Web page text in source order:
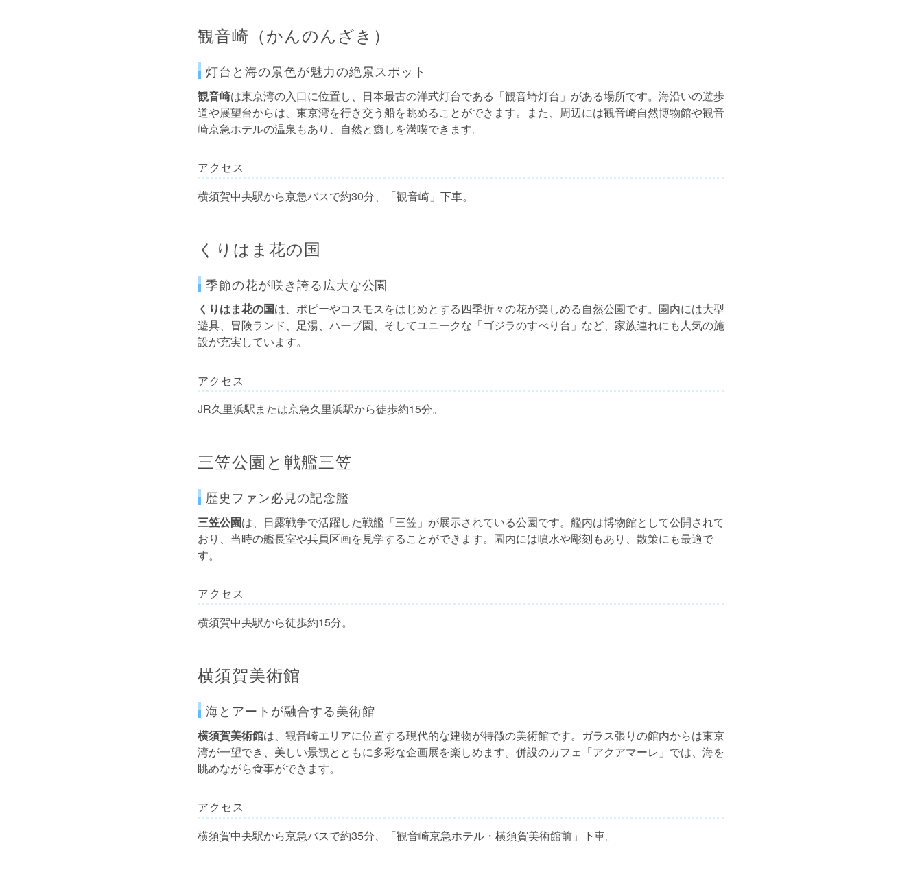
観音崎（かんのんざき）
灯台と海の景色が魅力の絶景スポット
観音崎は東京湾の入口に位置し、日本最古の洋式灯台である「観音埼灯台」がある場所です。海沿いの遊歩
道や展望台からは、東京湾を行き交う船を眺めることができます。また、周辺には観音崎自然博物館や観音
崎京急ホテルの温泉もあり、自然と癒しを満喫できます。
アクセス
横須賀中央駅から京急バスで約30分、「観音崎」下車。
くりはま花の国
季節の花が咲き誇る広大な公園
くりはま花の国は、ポピーやコスモスをはじめとする四季折々の花が楽しめる自然公園です。園内には大型
遊具、冒険ランド、足湯、ハーブ園、そしてユニークな「ゴジラのすべり台」など、家族連れにも人気の施
設が充実しています。
アクセス
JR久里浜駅または京急久里浜駅から徒歩約15分。
三笠公園と戦艦三笠
歴史ファン必見の記念艦
三笠公園は、日露戦争で活躍した戦艦「三笠」が展示されている公園です。艦内は博物館として公開されて
おり、当時の艦長室や兵員区画を見学することができます。園内には噴水や彫刻もあり、散策にも最適で
す。
アクセス
横須賀中央駅から徒歩約15分。
横須賀美術館
海とアートが融合する美術館
横須賀美術館は、観音崎エリアに位置する現代的な建物が特徴の美術館です。ガラス張りの館内からは東京
湾が一望でき、美しい景観とともに多彩な企画展を楽しめます。併設のカフェ「アクアマーレ」では、海を
眺めながら食事ができます。
アクセス
横須賀中央駅から京急バスで約35分、「観音崎京急ホテル・横須賀美術館前」下車。